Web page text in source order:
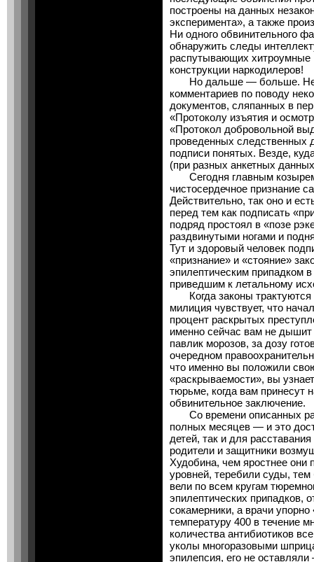
построены на данных
эксперимента», а также
Ни одного обвинительного
обнаружить следы
распутывающих
конструкции наркодилеров!
Но дальше — больше.
комментариев по поводу
документов, сляпанных в
«Протоколу изъятия и
«Протокол добровольной
проведенных следственных
подписи понятых. Везде,
(при разных анкетных
Сегодня главным козырем
чистосердечное признание
Действительно, так оно и
перед тем как подписать
подряд простоял в «позе
раздвинутыми ногами и
Тут и здоровый человек
«признание» и «стояние»
эпилептическим припадком
приведшим к летальному
Когда законы трактуются
милиция чувствует, что
процент раскрытых
именно сейчас вам не
павлик морозов, за дозу
очередном
что именно вы положили
«раскрываемости», вы
тюрьме, когда вам принесут
обвинительное заключение.
Со времени описанных
полных месяцев — и это
детей, так и для
родители и защитники
Худобина, чем яростнее они
уровней, теребили суды,
вели по всем кругам
эпилептических припадков,
сокамерники, а врачи
температуру 400 в течение
количества антибиотиков
уколы многоразовыми
эпилепсия, его не